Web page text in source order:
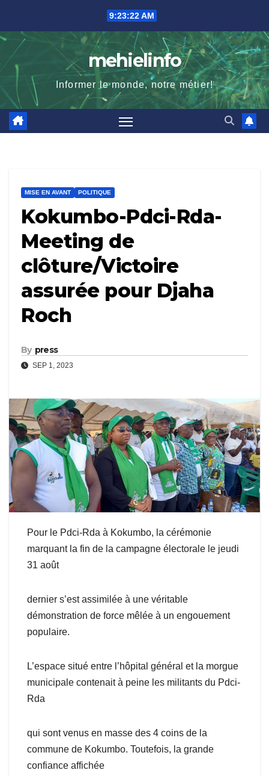
content
9:23:23 AM
mehielinfo
Informer le monde, notre métier!
MISE EN AVANT POLITIQUE
Kokumbo-Pdci-Rda-
Meeting de
clôture/Victoire
assurée pour Djaha
Roch
By press
SEP 1, 2023
Pour le Pdci-Rda à Kokumbo, la cérémonie
marquant la fin de la campagne électorale le jeudi
31 août
dernier s’est assimilée à une véritable
démonstration de force mêlée à un engouement
populaire.
L’espace situé entre l’hôpital général et la morgue
municipale contenait à peine les militants du Pdci-
Rda
qui sont venus en masse des 4 coins de la
commune de Kokumbo. Toutefois, la grande
confiance affichée